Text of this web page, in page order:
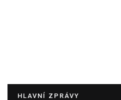
HLAVNÍ ZPRÁVY